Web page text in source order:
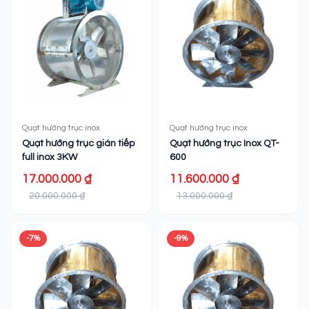
hoặc không gian mở.
Hiệu quả trong việc làm mát cục bộ hoặc thông gió
tổng thể.
Ứng dụng của quạt hướng trục
công nghiệp inox
Quạt hướng trục inox
Quạt hướng trục gián tiếp
full inox 3KW
17.000.000 ₫
20.000.000 ₫
Quạt hướng trục inox
Quạt hướng trục Inox QT-
600
11.600.000 ₫
13.000.000 ₫
-7% -9%